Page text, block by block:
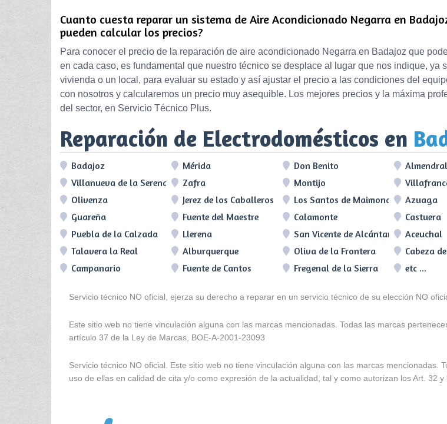
Cuanto cuesta reparar un sistema de Aire Acondicionado Negarra en
pueden calcular los precios?
Para conocer el precio de la reparación de aire acondicionado Negarra en Badajoz que
en cada caso, es fundamental que nuestro técnico se desplace al lugar que nos indique, ya
vivienda o un local, para evaluar su estado y así ajustar el precio a las condiciones del
con nosotros y calcularemos un precio muy asequible. Los mejores precios y la máxima
del sector, en Servicio Técnico Plus.
Reparación de Electrodomésticos en
Badajoz Mérida Don Benito
Villanueva de la Serena
Zafra Montijo
Olivenza
Jerez de los Caballeros Los Santos de Maimona
Azuaga
Guareña
Fuente del Maestre Calamonte
Castuera
Puebla de la Calzada
Llerena San Vicente de Alcántara
Aceuchal
Talavera la Real
Alburquerque Oliva de la Frontera
Cabeza
Campanario
Fuente de Cantos Fregenal de la Sierra etc ...
Servicio técnico NO oficial, ejerza su derecho a reparar en un servicio técnico de su elección NO
Este sitio web no tiene vinculación alguna con las marcas mencionadas. Todas las marcas
artículo 37 de la Ley de Marcas, BOE-A-2001-23093
Servicio técnico NO oficial. Este sitio web no tiene vinculación alguna con las marcas
uso de ellas en calidad de cita y/o como expresión de la actualidad, tal y como autorizan los Art. 32 y